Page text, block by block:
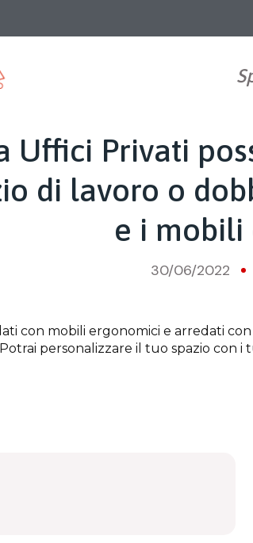
Uffici Privati
di lavoro o
e i mobili
30/06/2022
con mobili ergonomici e arredati
personalizzare il tuo spazio con